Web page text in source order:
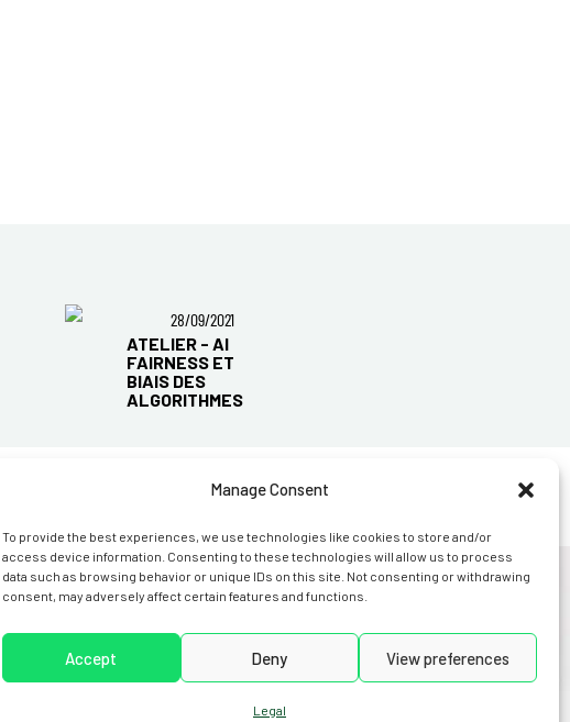
Manage Consent
To provide the best experiences, we use technologies like cookies to store and/or
access device information. Consenting to these technologies will allow us to process
data such as browsing behavior or unique IDs on this site. Not consenting or withdrawing
consent, may adversely affect certain features and functions.
Accept Deny View preferences
Legal
28/09/2021
ATELIER - AI
FAIRNESS ET
BIAIS DES
ALGORITHMES
Share
press news